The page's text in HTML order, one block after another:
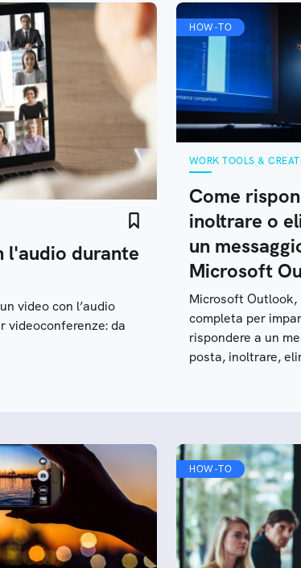
l'audio durante
video con l’audio
videoconferenze: da
HOW-TO
WORK TOOLS &
Come
inoltrare o
un
Microsoft
Microsoft Outlook,
completa per
rispondere a un
posta, inoltrare,
HOW-TO